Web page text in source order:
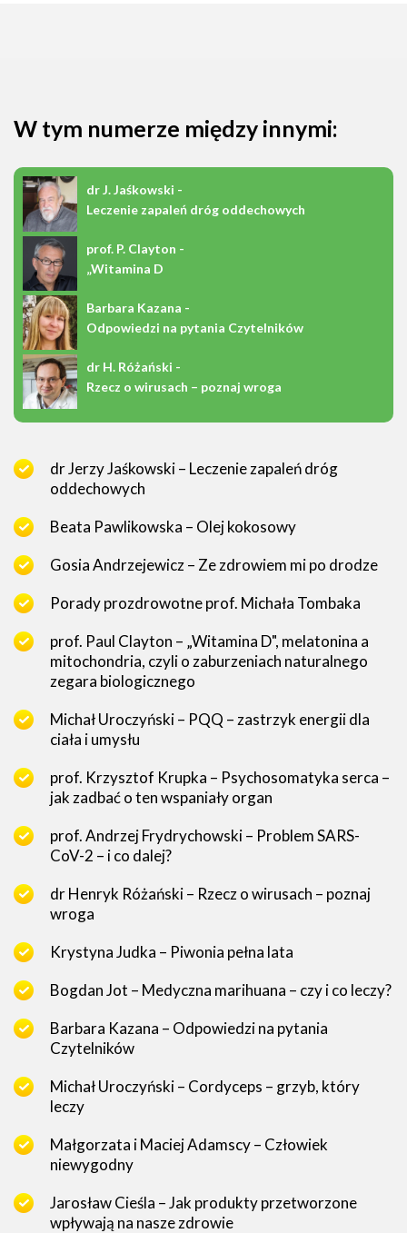
W tym numerze między innymi:
dr J. Jaśkowski -
Leczenie zapaleń dróg oddechowych
prof. P. Clayton -
„Witamina D
Barbara Kazana -
Odpowiedzi na pytania Czytelników
dr H. Różański -
Rzecz o wirusach – poznaj wroga
dr Jerzy Jaśkowski – Leczenie zapaleń dróg
oddechowych
Beata Pawlikowska – Olej kokosowy
Gosia Andrzejewicz – Ze zdrowiem mi po drodze
Porady prozdrowotne prof. Michała Tombaka
prof. Paul Clayton – „Witamina D", melatonina a
mitochondria, czyli o zaburzeniach naturalnego
zegara biologicznego
Michał Uroczyński – PQQ – zastrzyk energii dla
ciała i umysłu
prof. Krzysztof Krupka – Psychosomatyka serca –
jak zadbać o ten wspaniały organ
prof. Andrzej Frydrychowski – Problem SARS-
CoV-2 – i co dalej?
dr Henryk Różański – Rzecz o wirusach – poznaj
wroga
Krystyna Judka – Piwonia pełna lata
Bogdan Jot – Medyczna marihuana – czy i co leczy?
Barbara Kazana – Odpowiedzi na pytania
Czytelników
Michał Uroczyński – Cordyceps – grzyb, który
leczy
Małgorzata i Maciej Adamscy – Człowiek
niewygodny
Jarosław Cieśla – Jak produkty przetworzone
wpływają na nasze zdrowie